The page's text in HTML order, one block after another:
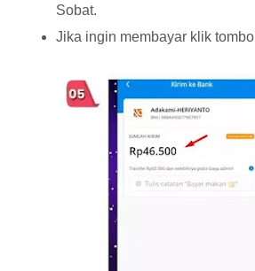
Sobat.
Jika ingin membayar klik tombol